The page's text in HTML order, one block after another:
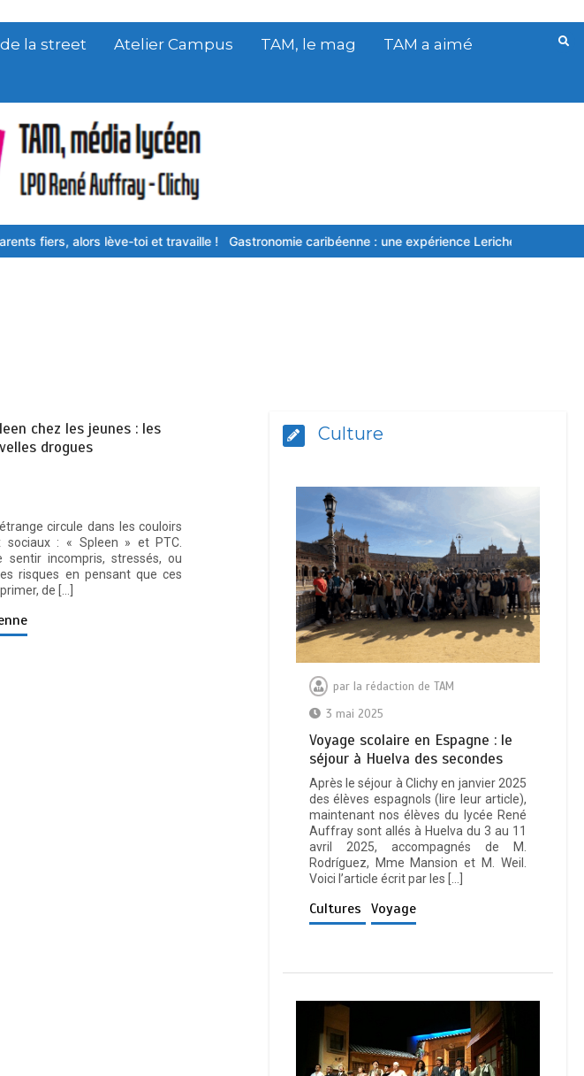
la street Atelier Campus TAM, le mag TAM a aimé
lève-toi et travaille ! Gastronomie caribéenne : une expérience Leriche en saveurs et en
chez les jeunes : les
drogues
circule dans les couloirs
: « Spleen » et PTC.
sentir incompris, stressés, ou
risques en pensant que ces
de […]
Culture
par la rédaction de TAM
3 mai 2025
Voyage scolaire en Espagne : le
séjour à Huelva des secondes
Après le séjour à Clichy en janvier 2025
des élèves espagnols (lire leur article),
maintenant nos élèves du lycée René
Auffray sont allés à Huelva du 3 au 11
avril 2025, accompagnés de M.
Rodríguez, Mme Mansion et M. Weil.
Voici l’article écrit par les […]
Cultures Voyage